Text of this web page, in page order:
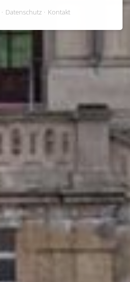
Datenschutz Kontakt